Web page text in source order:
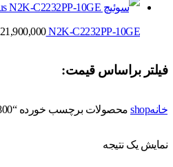
N2K-C2232PP-10GE
21,900,000
فیلتر براساس قیمت:
خانهshop محصولات برچسب خورده “FUJITSU D8800”
نمایش یک نتیجه